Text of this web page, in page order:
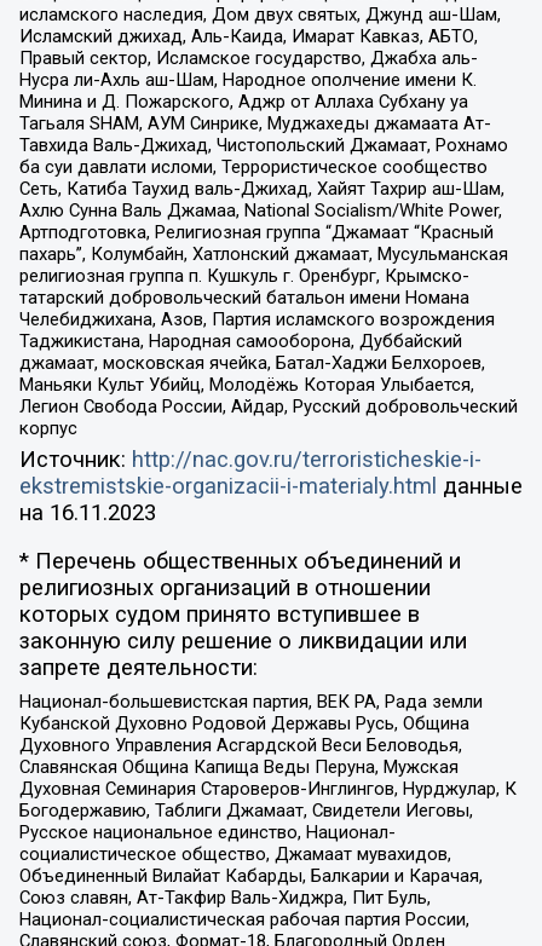
исламского наследия, Дом двух святых, Джунд аш-Шам,
Исламский джихад, Аль-Каида, Имарат Кавказ, АБТО,
Правый сектор, Исламское государство, Джабха аль-
Нусра ли-Ахль аш-Шам, Народное ополчение имени К.
Минина и Д. Пожарского, Аджр от Аллаха Субхану уа
Тагьаля SHAM, АУМ Синрике, Муджахеды джамаата Ат-
Тавхида Валь-Джихад, Чистопольский Джамаат, Рохнамо
ба суи давлати исломи, Террористическое сообщество
Сеть, Катиба Таухид валь-Джихад, Хайят Тахрир аш-Шам,
Ахлю Сунна Валь Джамаа, National Socialism/White Power,
Артподготовка, Религиозная группа “Джамаат “Красный
пахарь”, Колумбайн, Хатлонский джамаат, Мусульманская
религиозная группа п. Кушкуль г. Оренбург, Крымско-
татарский добровольческий батальон имени Номана
Челебиджихана, Азов, Партия исламского возрождения
Таджикистана, Народная самооборона, Дуббайский
джамаат, московская ячейка, Батал-Хаджи Белхороев,
Маньяки Культ Убийц, Молодёжь Которая Улыбается,
Легион Свобода России, Айдар, Русский добровольческий
корпус
Источник: http://nac.gov.ru/terroristicheskie-i-
ekstremistskie-organizacii-i-materialy.html данные
на 16.11.2023
* Перечень общественных объединений и
религиозных организаций в отношении
которых судом принято вступившее в
законную силу решение о ликвидации или
запрете деятельности:
Национал-большевистская партия, ВЕК РА, Рада земли
Кубанской Духовно Родовой Державы Русь, Община
Духовного Управления Асгардской Веси Беловодья,
Славянская Община Капища Веды Перуна, Мужская
Духовная Семинария Староверов-Инглингов, Нурджулар, К
Богодержавию, Таблиги Джамаат, Свидетели Иеговы,
Русское национальное единство, Национал-
социалистическое общество, Джамаат мувахидов,
Объединенный Вилайат Кабарды, Балкарии и Карачая,
Союз славян, Ат-Такфир Валь-Хиджра, Пит Буль,
Национал-социалистическая рабочая партия России,
Славянский союз, Формат-18, Благородный Орден